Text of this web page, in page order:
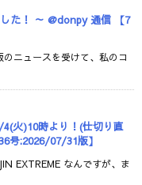
た！ ～ @donpy 通信 【7
ニュースを受けて、私のコ
火)10時より！(仕切り直
号:2026/07/31版】
EXTREME なんですが、ま